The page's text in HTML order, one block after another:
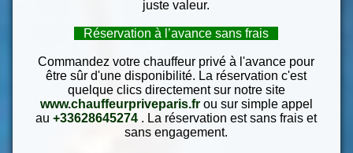
juste valeur.
Réservation à l’avance sans frais
Commandez votre chauffeur privé à l'avance pour
être sûr d'une disponibilité. La réservation c'est
quelque clics directement sur notre site
www.chauffeurpriveparis.frou sur simple appel
au+33628645274 . La réservation est sans frais et
sans engagement.